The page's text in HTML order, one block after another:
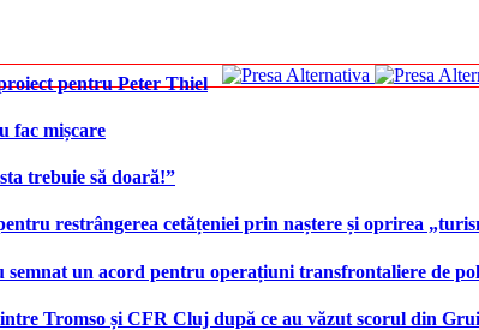
pentru Peter Thiel
fac mișcare
trebuie să doară!”
restrângerea cetățeniei prin naștere și oprirea
semnat un acord pentru operațiuni transfrontaliere de
Tromso și CFR Cluj după ce au văzut scorul din